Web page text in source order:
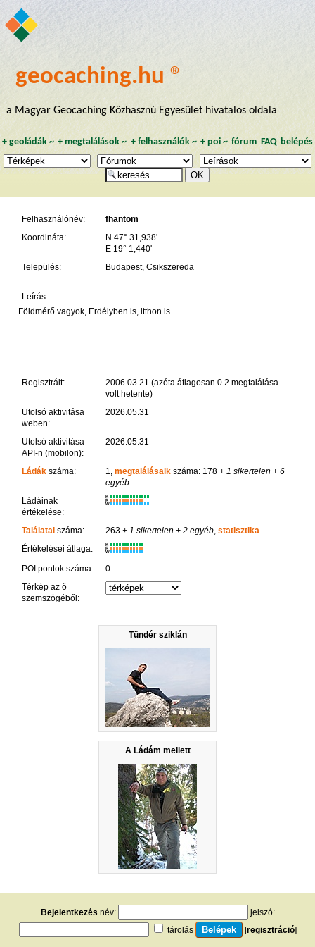
geocaching.hu ®
a Magyar Geocaching Közhasznú Egyesület hivatalos oldala
+ geoládák~ +megtalálások ~ + felhasználók~ +poi~ fórum FAQ belépés
Tündér sziklán
A Ládám mellett
Felhasználónév:
fhantom
Koordináta:
N 47° 31,938'
E 19° 1,440'
Település:
Budapest, Csikszereda
Leírás:
Földmérő vagyok, Erdélyben is, itthon is.
Regisztrált:
2006.03.21 (azóta átlagosan 0.2 megtalálása
volt hetente)
Utolsó aktivitása
weben:
2026.05.31
Utolsó aktivitása
API-n (mobilon):
2026.05.31
Ládákszáma: 1, megtalálásaikszáma: 178+ 1 sikertelen + 6
egyéb
Ládáinak
értékelése:
K
R
W
Találataiszáma: 263+ 1 sikertelen + 2 egyéb, statisztika
Értékelései átlaga:
K
R
W
POI pontok száma:
0
Térkép az ő
szemszögéből:
Bejelentkezés név:
jelszó:
tárolás
[regisztráció]